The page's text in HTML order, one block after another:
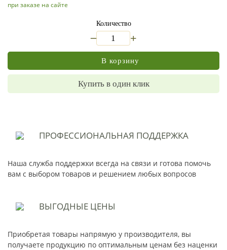
при заказе на сайте
Количество
+
В корзину
Купить в один клик
ПРОФЕССИОНАЛЬНАЯ ПОДДЕРЖКА
Наша служба поддержки всегда на связи и готова помочь
вам с выбором товаров и решением любых вопросов
ВЫГОДНЫЕ ЦЕНЫ
Приобретая товары напрямую у производителя, вы
получаете продукцию по оптимальным ценам без наценки